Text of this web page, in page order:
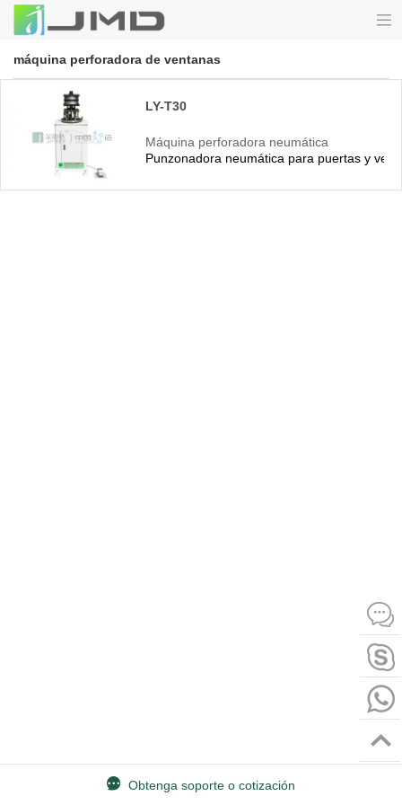
máquina perforadora de ventanas
LY-T30
Máquina perforadora neumática
Punzonadora neumática para puertas y
Obtenga soporte o cotización